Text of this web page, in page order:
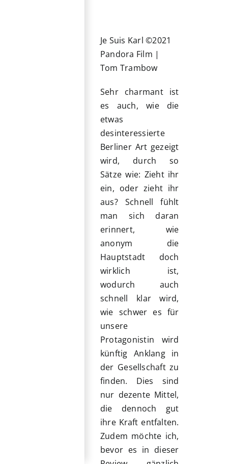
Je Suis Karl ©2021
Pandora Film |
Tom Trambow
Sehr charmant ist
es auch, wie die
etwas
desinteressierte
Berliner Art gezeigt
wird, durch so
Sätze wie: Zieht ihr
ein, oder zieht ihr
aus? Schnell fühlt
man sich daran
erinnert, wie
anonym die
Hauptstadt doch
wirklich ist,
wodurch auch
schnell klar wird,
wie schwer es für
unsere
Protagonistin wird
künftig Anklang in
der Gesellschaft zu
finden. Dies sind
nur dezente Mittel,
die dennoch gut
ihre Kraft entfalten.
Zudem möchte ich,
bevor es in dieser